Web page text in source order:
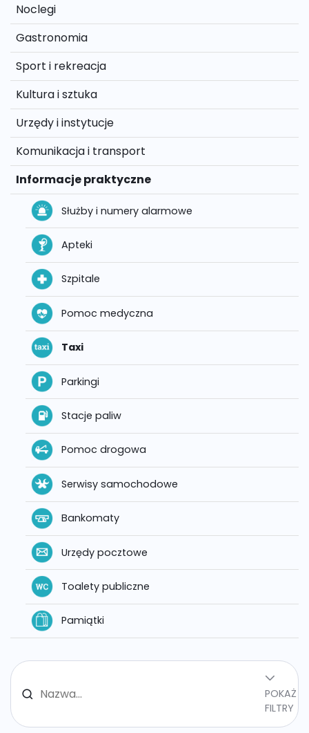
POKAŻ
FILTRY
Noclegi
Gastronomia
Sport i rekreacja
Kultura i sztuka
Urzędy i instytucje
Komunikacja i transport
Informacje praktyczne
Służby i numery alarmowe
Apteki
Szpitale
Pomoc medyczna
Taxi
Parkingi
Stacje paliw
Pomoc drogowa
Serwisy samochodowe
Bankomaty
Urzędy pocztowe
Toalety publiczne
Pamiątki